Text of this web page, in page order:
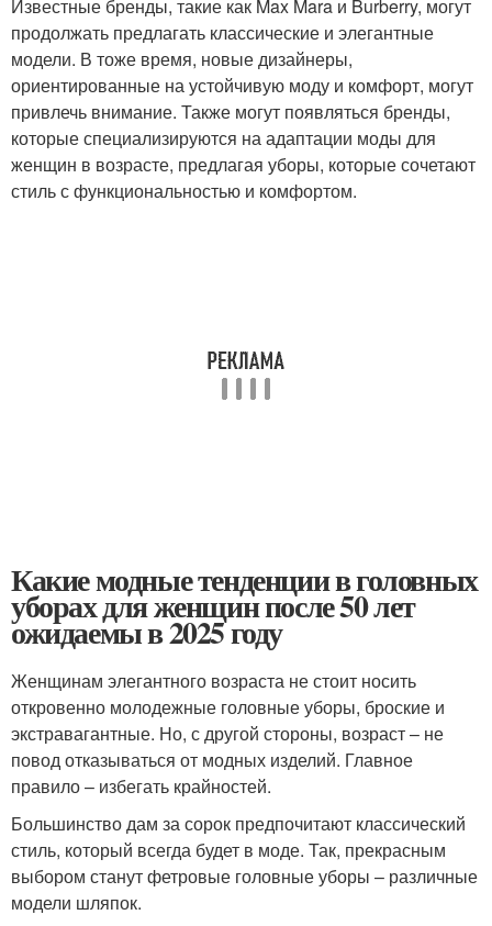
Известные бренды, такие как Max Mara и Burberry, могут
продолжать предлагать классические и элегантные
модели. В тоже время, новые дизайнеры,
ориентированные на устойчивую моду и комфорт, могут
привлечь внимание. Также могут появляться бренды,
которые специализируются на адаптации моды для
женщин в возрасте, предлагая уборы, которые сочетают
стиль с функциональностью и комфортом.
Какие модные тенденции в головных
уборах для женщин после 50 лет
ожидаемы в 2025 году
Женщинам элегантного возраста не стоит носить
откровенно молодежные головные уборы, броские и
экстравагантные. Но, с другой стороны, возраст – не
повод отказываться от модных изделий. Главное
правило – избегать крайностей.
Большинство дам за сорок предпочитают классический
стиль, который всегда будет в моде. Так, прекрасным
выбором станут фетровые головные уборы – различные
модели шляпок.